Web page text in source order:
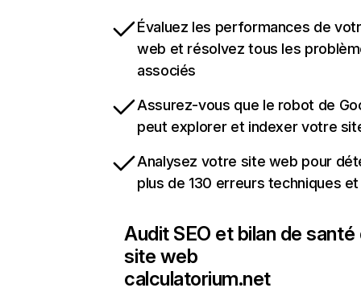
Évaluez les performances de
web et résolvez tous les
associés
Assurez-vous que le robot de
peut explorer et indexer votre
Analysez votre site web pour
plus de 130 erreurs techniques et
Audit SEO et bilan de santé
site web
calculatorium.net